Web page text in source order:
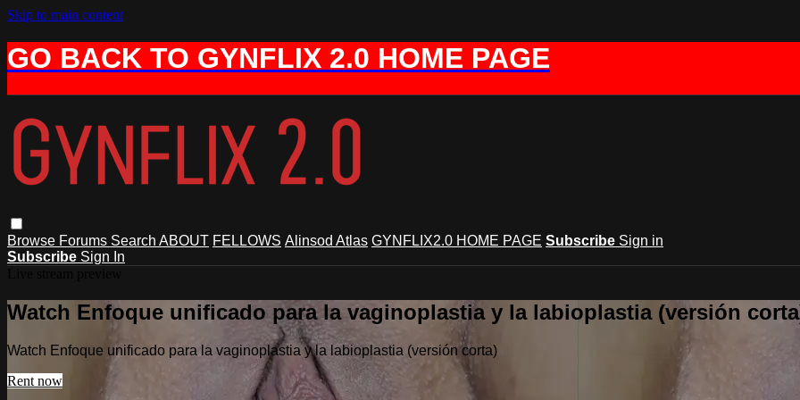
Skip to main content
GO BACK TO GYNFLIX 2.0 HOME PAGE
Browse Forums Search ABOUT FELLOWS Alinsod Atlas GYNFLIX2.0 HOME PAGE Subscribe Sign in
Subscribe Sign In
Watch Enfoque unificado para la vaginoplastia y la labioplastia (versión
Watch Enfoque unificado para la vaginoplastia y la labioplastia (versión corta)
Rent now